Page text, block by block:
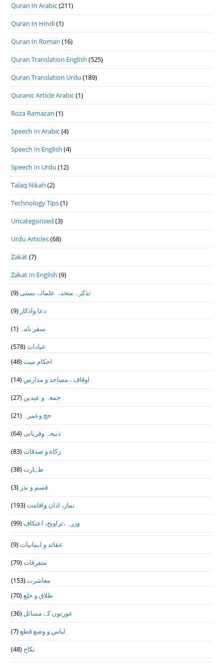
Quran In Arabic(211)
Quran In Hindi(1)
Quran In Roman (16)
Quran Translation English (525)
Quran Translation Urdu (189)
Quranic Article Arabic(1)
Roza Ramazan (1)
Speech In Arabic(4)
Speech In English (4)
Speech In Urdu (12)
Talaq Nikah (2)
Technology Tips(1)
Uncategorized (3)
Urdu Articles(68)
Zakat(7)
Zakat In English (9)
تذكرہ متحدہ علمائے بستى(9)
دعا واذكار (9)
سفر نامہ (1)
عبادات(578)
احکام میت(48)
اوقاف ، مساجد و مدارس (14)
جمعہ و عیدین (27)
حج وعمرہ (21)
ذبیحہ وقربانی(64)
زکاة و صدقات(83)
طہارت(38)
قسم و نذر (3)
نماز، اذان واقامت(193)
وزرہ ،تراويح، اعتكاف(99)
عقائد و ایمانیات(9)
متفرقات(79)
معاشرت(153)
طلاق و خلع(70)
عورتوں کے مسائل (36)
لباس و وضع قطع(7)
نکاح (48)